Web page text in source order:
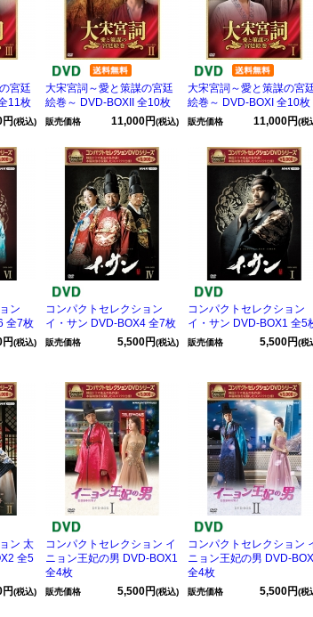
宮廷
11枚
(税込)
大宋宮詞～愛と策謀の宮廷
絵巻～ DVD-BOXII 全10枚
販売価格 11,000円(税込)
大宋宮詞～愛と策謀の宮
絵巻～ DVD-BOXI 全10枚
販売価格 11,000円(税
ン
全7枚
(税込)
コンパクトセレクション
イ・サン DVD-BOX4 全7枚
販売価格 5,500円(税込)
コンパクトセレクション
イ・サン DVD-BOX1 全5
販売価格 5,500円(税
ン 太
全5
(税込)
コンパクトセレクション イ
ニョン王妃の男 DVD-BOX1
全4枚
販売価格 5,500円(税込)
コンパクトセレクション
ニョン王妃の男 DVD-
全4枚
販売価格 5,500円(税